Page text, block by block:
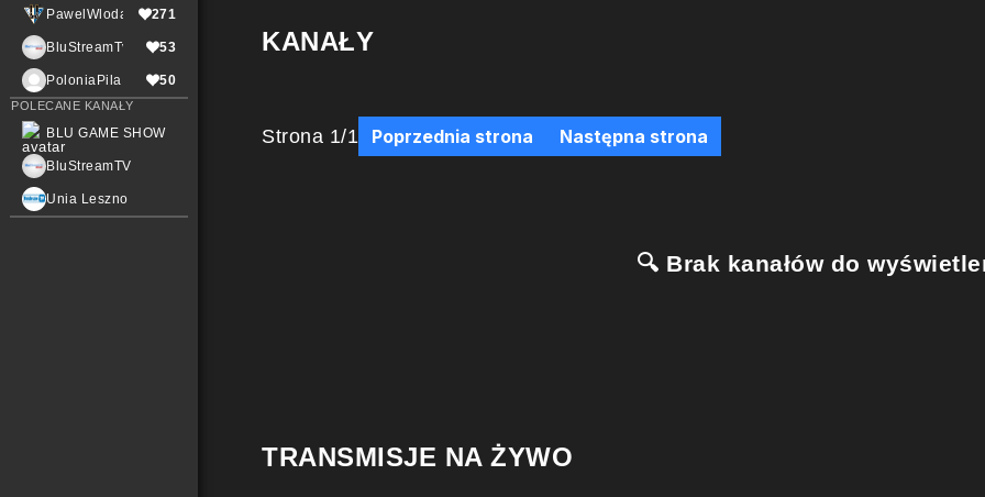
PawelWlodarczak271
BluStreamTvLive53
PoloniaPila 50
POLECANE KANAŁY
BLU GAME SHOW
BluStreamTV
Unia Leszno
KANAŁY
Strona 1/1 Poprzednia strona Następna strona
🔍 Brak kanałów do
TRANSMISJE NA ŻYWO